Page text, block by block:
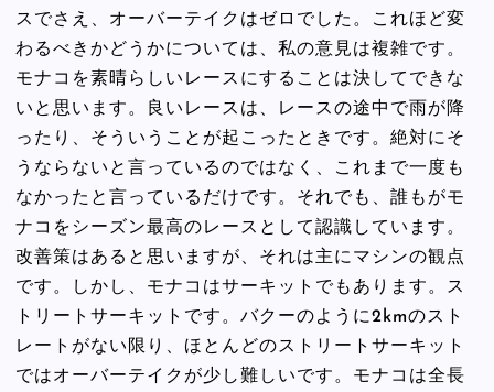
スでさえ、オーバーテイクはゼロでした。これほど変
わるべきかどうかについては、私の意見は複雑です。
モナコを素晴らしいレースにすることは決してできな
いと思います。良いレースは、レースの途中で雨が降
ったり、そういうことが起こったときです。絶対にそ
うならないと言っているのではなく、これまで一度も
なかったと言っているだけです。それでも、誰もがモ
ナコをシーズン最高のレースとして認識しています。
改善策はあると思いますが、それは主にマシンの観点
です。しかし、モナコはサーキットでもあります。ス
トリートサーキットです。バクーのように2kmのスト
レートがない限り、ほとんどのストリートサーキット
ではオーバーテイクが少し難しいです。モナコは全長